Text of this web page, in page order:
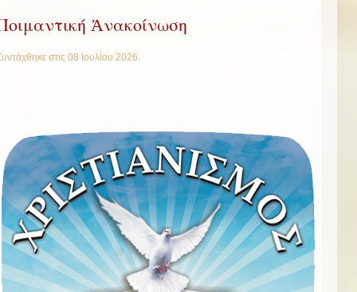
Ἀνακοίνωση
στις 08 Ιουλίου 2026.